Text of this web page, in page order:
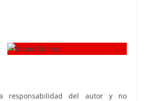
responsabilidad del autor y no